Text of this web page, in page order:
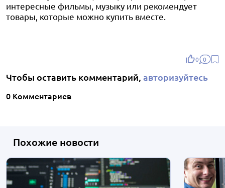
интересные фильмы, музыку или рекомендует
товары, которые можно купить вместе.
0 0
Чтобы оставить комментарий, авторизуйтесь
0 Комментариев
Похожие новости